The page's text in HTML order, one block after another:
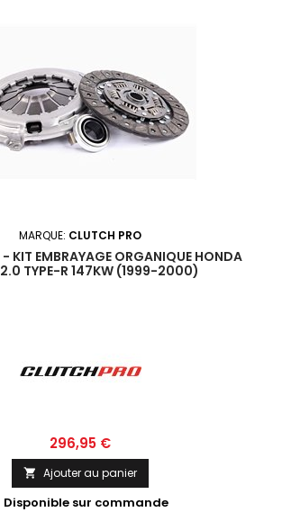
MARQUE: CLUTCH PRO
KIT EMBRAYAGE ORGANIQUE HONDA
TYPE-R 147KW (1999-2000)
Prix
296,95 €
 Ajouter au panier
Disponible sur commande